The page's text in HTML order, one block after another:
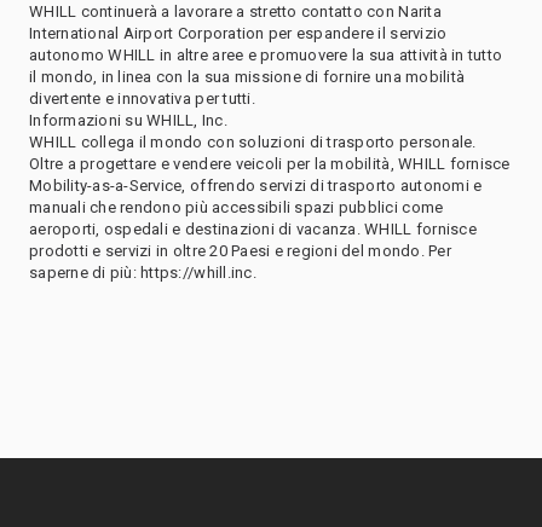
WHILL continuerà a lavorare a stretto contatto con Narita
International Airport Corporation per espandere il servizio
autonomo WHILL in altre aree e promuovere la sua attività in tutto
il mondo, in linea con la sua missione di fornire una mobilità
divertente e innovativa per tutti.
Informazioni su WHILL, Inc.
WHILL collega il mondo con soluzioni di trasporto personale.
Oltre a progettare e vendere veicoli per la mobilità, WHILL fornisce
Mobility-as-a-Service, offrendo servizi di trasporto autonomi e
manuali che rendono più accessibili spazi pubblici come
aeroporti, ospedali e destinazioni di vacanza. WHILL fornisce
prodotti e servizi in oltre 20 Paesi e regioni del mondo. Per
saperne di più: https://whill.inc.